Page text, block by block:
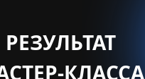
РЕЗУЛЬТАТ
КЛАССА